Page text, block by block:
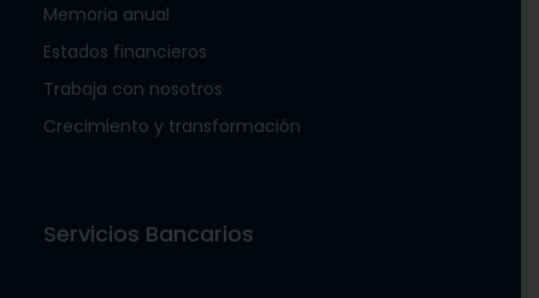
Memoria anual
Estados financieros
Trabaja con nosotros
Crecimiento y transformación
Servicios Bancarios